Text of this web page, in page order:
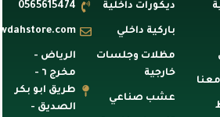
ديكورات داخلية
باركية داخلي
مظلات وجلسات
خارجية
عشب صناعي
0565615474
الرياض -
مخرج ٦ -
طريق ابو بكر
الصديق -